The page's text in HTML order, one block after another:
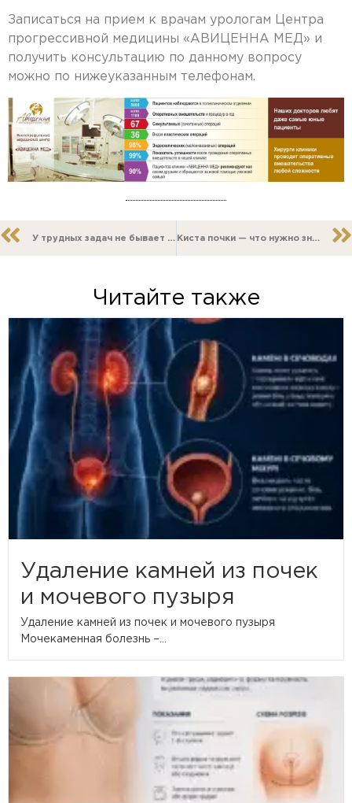
Записаться на прием к врачам урологам Центра
прогрессивной медицины «АВИЦЕННА МЕД» и
получить консультацию по данному вопросу
можно по нижеуказанным телефонам.
У трудных задач не бывает простых решений Киста почки — что нужно знать
Читайте также
Удаление камней из почек
и мочевого пузыря
Удаление камней из почек и мочевого пузыря
Мочекаменная болезнь –...